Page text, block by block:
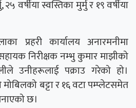
२५ वर्षीया स्वस्तिका मुर्मु र १९ वर्षीया
प्रहरी कार्यालय अनारमनीमा
निरीक्षक नम्भु कुमार माझीको
उनीहरूलाई पक्राउ गरेको हो।
बट्टा र १६ वटा पम्प्लेटसमेत
छ।